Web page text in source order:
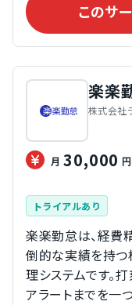
このサ
楽楽
株式会社
月 30,000
トライアルあり
楽楽勤怠は、経費
倒的な実績を持つ
理システムです。
アラートまでを一